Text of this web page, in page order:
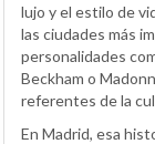
lujo y el estilo de
las ciudades más
personalidades
Beckham o
referentes de la
En Madrid, esa